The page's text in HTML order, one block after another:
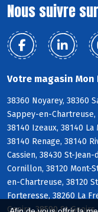
Nous suivre sur
Votre magasin Mon
38360 Noyarey, 38360
Sappey-en-Chartreuse,
38140 Izeaux, 38140
38140 Renage, 38140
Cassien, 38430 St-
Cornillon, 38120 Mont-
en-Chartreuse, 38120
Forteresse, 38260 La
Geoirs, 38590 St-